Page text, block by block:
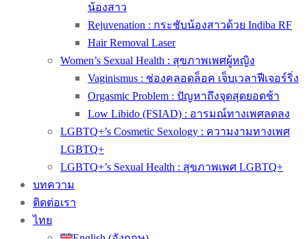
น้องสาว
Rejuvenation : กระชับน้องสาวด้วย Indiba RF
Hair Removal Laser
Women’s Sexual Health : สุขภาพเพศผู้หญิง
Vaginismus : ช่องคลอดล็อค เจ็บเวลาฟีเจอร์ริ่ง
Orgasmic Problem : ปัญหาถึงจุดสุดยอดช้า
Low Libido (FSIAD) : อารมณ์ทางเพศลดลง
LGBTQ+’s Cosmetic Sexology : ความงามทางเพศ
LGBTQ+
LGBTQ+’s Sexual Health : สุขภาพเพศ LGBTQ+
บทความ
ติดต่อเรา
ไทย